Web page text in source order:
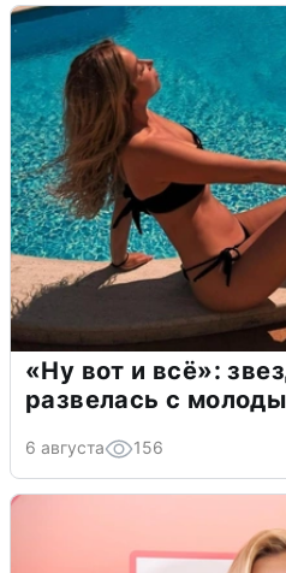
«Ну вот и всё»:
развелась с
6 августа 156